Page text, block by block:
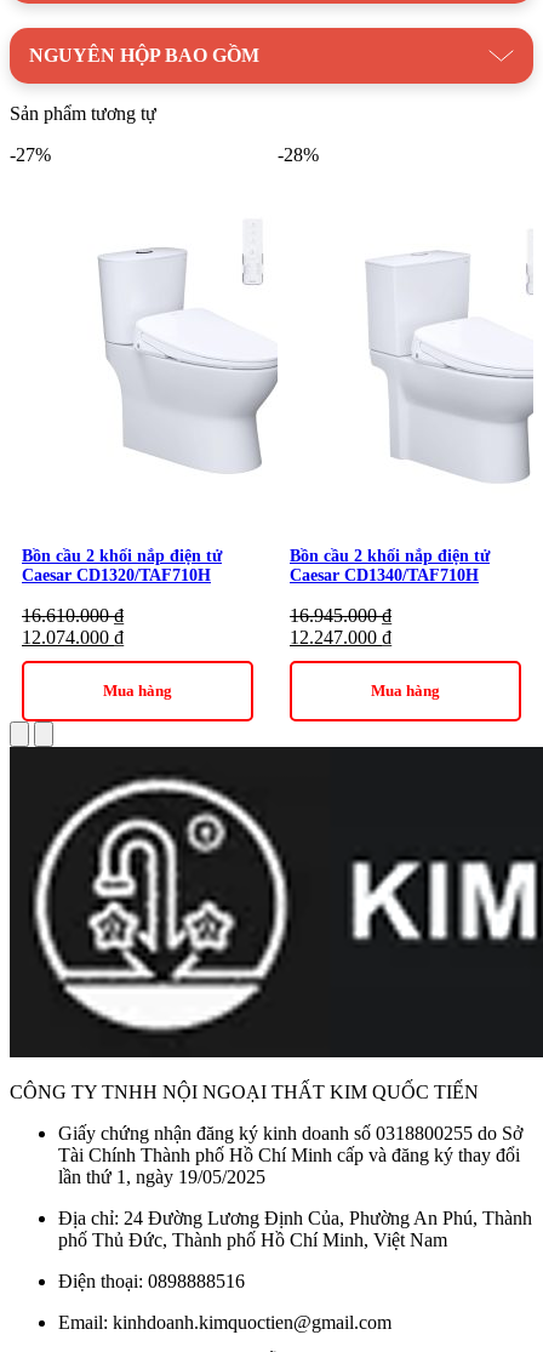
NGUYÊN HỘP BAO GỒM
Sản phẩm tương tự
-27%
Bồn cầu 2 khối nắp điện tử
Caesar CD1320/TAF710H
16.610.000₫
12.074.000 ₫
Mua hàng
-28%
Bồn cầu 2 khối nắp điện tử
Caesar CD1340/TAF710H
16.945.000₫
12.247.000 ₫
Mua hàng
CÔNG TY TNHH NỘI NGOẠI THẤT KIM QUỐC TIẾN
Giấy chứng nhận đăng ký kinh doanh số 0318800255 do Sở
Tài Chính Thành phố Hồ Chí Minh cấp và đăng ký thay đổi
lần thứ 1, ngày 19/05/2025
Địa chỉ: 24 Đường Lương Định Của, Phường An Phú, Thành
phố Thủ Đức, Thành phố Hồ Chí Minh, Việt Nam
Điện thoại: 0898888516
Email: kinhdoanh.kimquoctien@gmail.com